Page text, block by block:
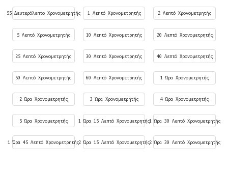
55 Δευτερόλεπτο Χρονομετρητής 1 Λεπτό Χρονομετρητής 2 Λεπτό Χρονομετρητής
5 Λεπτό Χρονομετρητής 10 Λεπτό Χρονομετρητής 20 Λεπτό Χρονομετρητής
25 Λεπτό Χρονομετρητής 30 Λεπτό Χρονομετρητής 40 Λεπτό Χρονομετρητής
50 Λεπτό Χρονομετρητής 60 Λεπτό Χρονομετρητής 1 Ώρα Χρονομετρητής
2 Ώρα Χρονομετρητής 3 Ώρα Χρονομετρητής 4 Ώρα Χρονομετρητής
5 Ώρα Χρονομετρητής 1 Ώρα 15 Λεπτό Χρονομετρητής1 Ώρα 30 Λεπτό Χρονομετρητής
1 Ώρα 45 Λεπτό Χρονομετρητής2 Ώρα 15 Λεπτό Χρονομετρητής2 Ώρα 30 Λεπτό Χρονομετρητής